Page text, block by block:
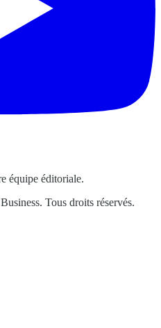
équipe éditoriale.
Tous droits réservés.